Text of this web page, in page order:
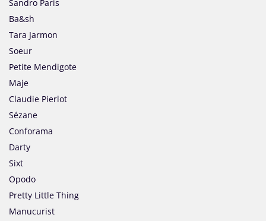
Sandro Paris
Ba&sh
Tara Jarmon
Soeur
Petite Mendigote
Maje
Claudie Pierlot
Sézane
Conforama
Darty
Sixt
Opodo
Pretty Little Thing
Manucurist